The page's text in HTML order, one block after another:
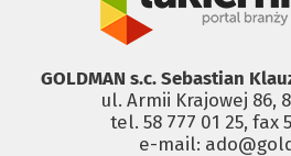
GOLDMAN s.c. Sebastian
ul. Armii Krajowej 86,
tel. 58 777 01 25, fax
e-mail: